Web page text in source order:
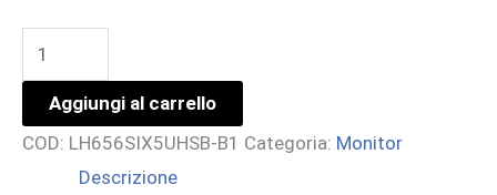
65
LCD
UHD
quantità
Aggiungi al carrello
COD: LH656SIX5UHSB-B1 Categoria: Monitor
Descrizione